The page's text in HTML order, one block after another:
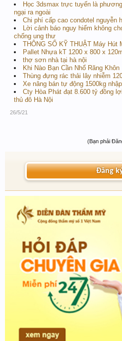
Học 3dsmax trực tuyến là
ngại ra ngoài
Chi phí cấp cao condotel nguyễn
Lời cảnh báo nguy hiểm không
chống ung thư
THÔNG SỐ KỸ THUẬT Máy Hút
Pallet Nhựa kT 1200 x 800 x
thợ sơn nhà tại hà nội
Khi Nào Bạn Cần Nhổ Răng Khôn
Thùng đựng rác thải lây nhiễm
Xe nâng bán tự động 1500kg
Cty Hòa Phát đạt 8.600 tỷ đồng
thủ đô Hà Nội
26/5/21
(Bạn phải
Đăng